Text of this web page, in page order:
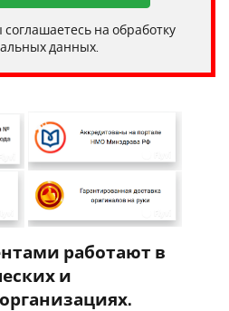
соглашаетесь на обработку
данных.
работают в
и